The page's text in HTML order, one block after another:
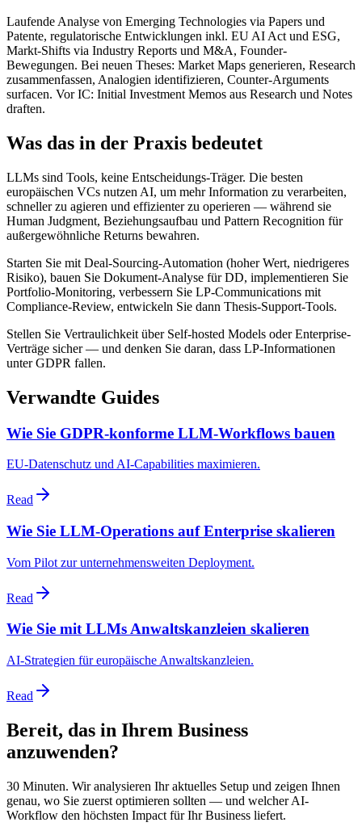
Laufende Analyse von Emerging Technologies via Papers und
Patente, regulatorische Entwicklungen inkl. EU AI Act und ESG,
Markt-Shifts via Industry Reports und M&A, Founder-
Bewegungen. Bei neuen Theses: Market Maps generieren, Research
zusammenfassen, Analogien identifizieren, Counter-Arguments
surfacen. Vor IC: Initial Investment Memos aus Research und Notes
draften.
Was das in der Praxis bedeutet
LLMs sind Tools, keine Entscheidungs-Träger. Die besten
europäischen VCs nutzen AI, um mehr Information zu verarbeiten,
schneller zu agieren und effizienter zu operieren — während sie
Human Judgment, Beziehungsaufbau und Pattern Recognition für
außergewöhnliche Returns bewahren.
Starten Sie mit Deal-Sourcing-Automation (hoher Wert, niedrigeres
Risiko), bauen Sie Dokument-Analyse für DD, implementieren Sie
Portfolio-Monitoring, verbessern Sie LP-Communications mit
Compliance-Review, entwickeln Sie dann Thesis-Support-Tools.
Stellen Sie Vertraulichkeit über Self-hosted Models oder Enterprise-
Verträge sicher — und denken Sie daran, dass LP-Informationen
unter GDPR fallen.
Verwandte Guides
Wie Sie GDPR-konforme LLM-Workflows bauen
EU-Datenschutz und AI-Capabilities maximieren.
Read
Wie Sie LLM-Operations auf Enterprise skalieren
Vom Pilot zur unternehmensweiten Deployment.
Read
Wie Sie mit LLMs Anwaltskanzleien skalieren
AI-Strategien für europäische Anwaltskanzleien.
Read
Bereit, das in Ihrem Business
anzuwenden?
30 Minuten. Wir analysieren Ihr aktuelles Setup und zeigen Ihnen
genau, wo Sie zuerst optimieren sollten — und welcher AI-
Workflow den höchsten Impact für Ihr Business liefert.